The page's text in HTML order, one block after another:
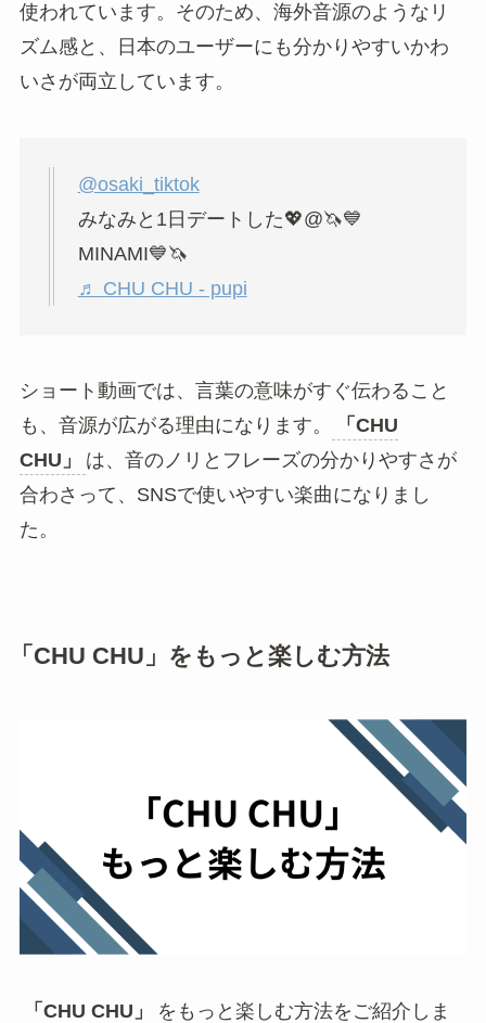
使われています。そのため、海外音源のようなリ
ズム感と、日本のユーザーにも分かりやすいかわ
いさが両立しています。
@osaki_tiktok
みなみと1日デートした💖@🦄💙
MINAMI💙🦄
♬ CHU CHU - pupi
ショート動画では、言葉の意味がすぐ伝わること
も、音源が広がる理由になります。
「CHU
CHU」
は、音のノリとフレーズの分かりやすさが
合わさって、SNSで使いやすい楽曲になりまし
た。
「CHU CHU」をもっと楽しむ方法
「CHU CHU」
をもっと楽しむ方法をご紹介しま